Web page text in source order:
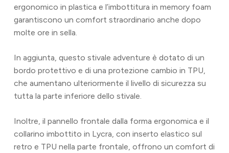
ergonomico in plastica e l’imbottitura in memory foam
garantiscono un comfort straordinario anche dopo
molte ore in sella.
In aggiunta, questo stivale adventure è dotato di un
bordo protettivo e di una protezione cambio in TPU,
che aumentano ulteriormente il livello di sicurezza su
tutta la parte inferiore dello stivale.
Inoltre, il pannello frontale dalla forma ergonomica e il
collarino imbottito in Lycra, con inserto elastico sul
retro e TPU nella parte frontale, offrono un comfort di